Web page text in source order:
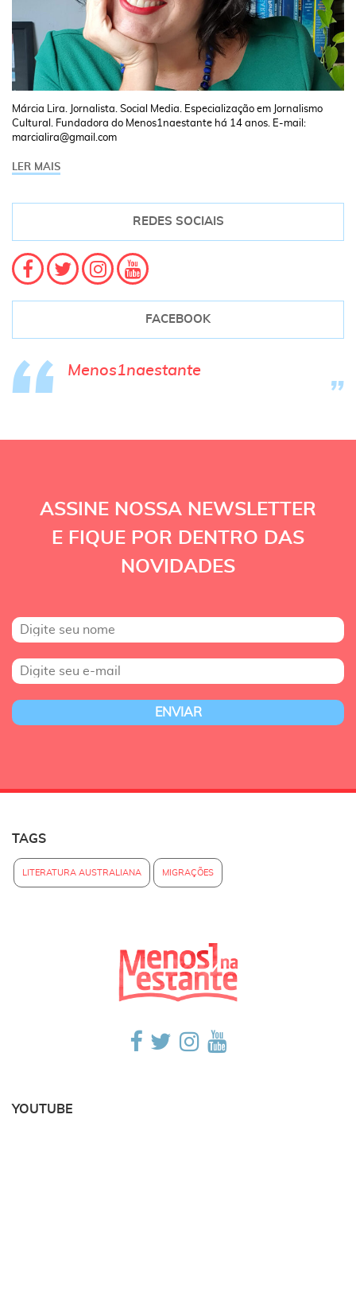
Márcia Lira. Jornalista. Social Media. Especialização em Jornalismo
Cultural. Fundadora do Menos1naestante há 14 anos. E-mail:
marcialira@gmail.com
LER MAIS
REDES SOCIAIS
FACEBOOK
Menos1naestante
ASSINE NOSSA NEWSLETTER
E FIQUE POR DENTRO DAS
NOVIDADES
TAGS
LITERATURA AUSTRALIANA MIGRAÇÕES
YOUTUBE